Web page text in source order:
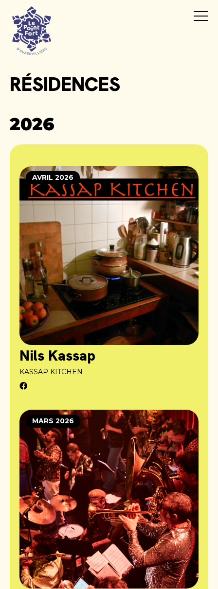
RÉSIDENCES
2026
Nils Kassap
KASSAP KITCHEN
AVRIL 2026
MARS 2026